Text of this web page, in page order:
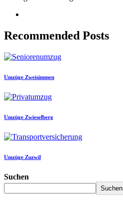
Recommended Posts
Umzüge Zweisimmen
Umzüge Zwieselberg
Umzüge Zuzwil
Suchen
Suchen